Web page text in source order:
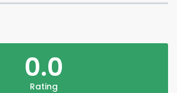
0.0
Rating